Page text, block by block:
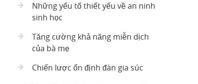
Những yếu tố thiết yếu về an ninh
sinh học
Tăng cường khả năng miễn dịch
của bà mẹ
Chiến lược ổn định đàn gia súc